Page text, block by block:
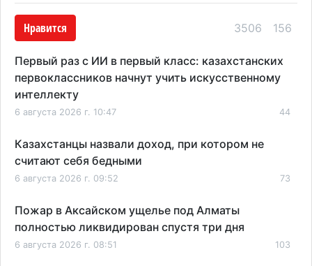
Нравится 3506 156
Первый раз с ИИ в первый класс: казахстанских
первоклассников начнут учить искусственному
интеллекту
6 августа 2026 г. 10:47 44
Казахстанцы назвали доход, при котором не
считают себя бедными
6 августа 2026 г. 09:52 73
Пожар в Аксайском ущелье под Алматы
полностью ликвидирован спустя три дня
6 августа 2026 г. 08:51 103